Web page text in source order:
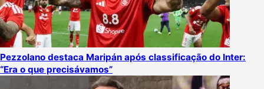
Pezzolano destaca Maripán após classificação do Inter:
“Era o que precisávamos”